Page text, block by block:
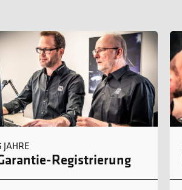
JAHRE
Registrierung